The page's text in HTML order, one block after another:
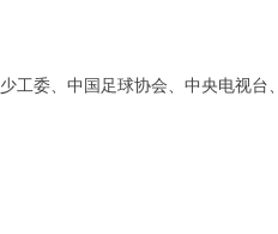
委、中国足球协会、中央电视台、